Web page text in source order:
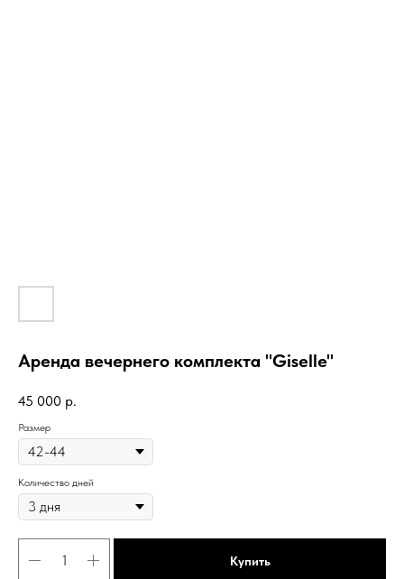
Аренда вечернего комплекта "Giselle"
45 000 р.
Размер
Количество дней
Купить